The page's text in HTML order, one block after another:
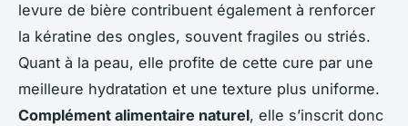
levure de bière contribuent également à renforcer
la kératine des ongles, souvent fragiles ou striés.
Quant à la peau, elle profite de cette cure par une
meilleure hydratation et une texture plus uniforme.
Complément alimentaire naturel, elle s’inscrit donc